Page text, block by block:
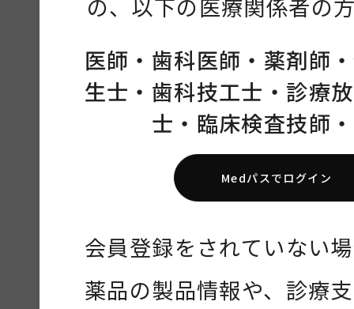
の、以下の医療関係者の
医師・ 歯科医師・ 薬剤師・
生士・ 歯科技工士・ 診療
士・ 臨床検査技師・
Medパスでログイン
会員登録をされていない
薬品の製品情報や、診療